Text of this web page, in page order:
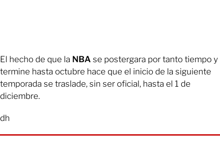
El hecho de que la NBA se postergara por tanto tiempo y
termine hasta octubre hace que el inicio de la siguiente
temporada se traslade, sin ser oficial, hasta el 1 de
diciembre.
dh